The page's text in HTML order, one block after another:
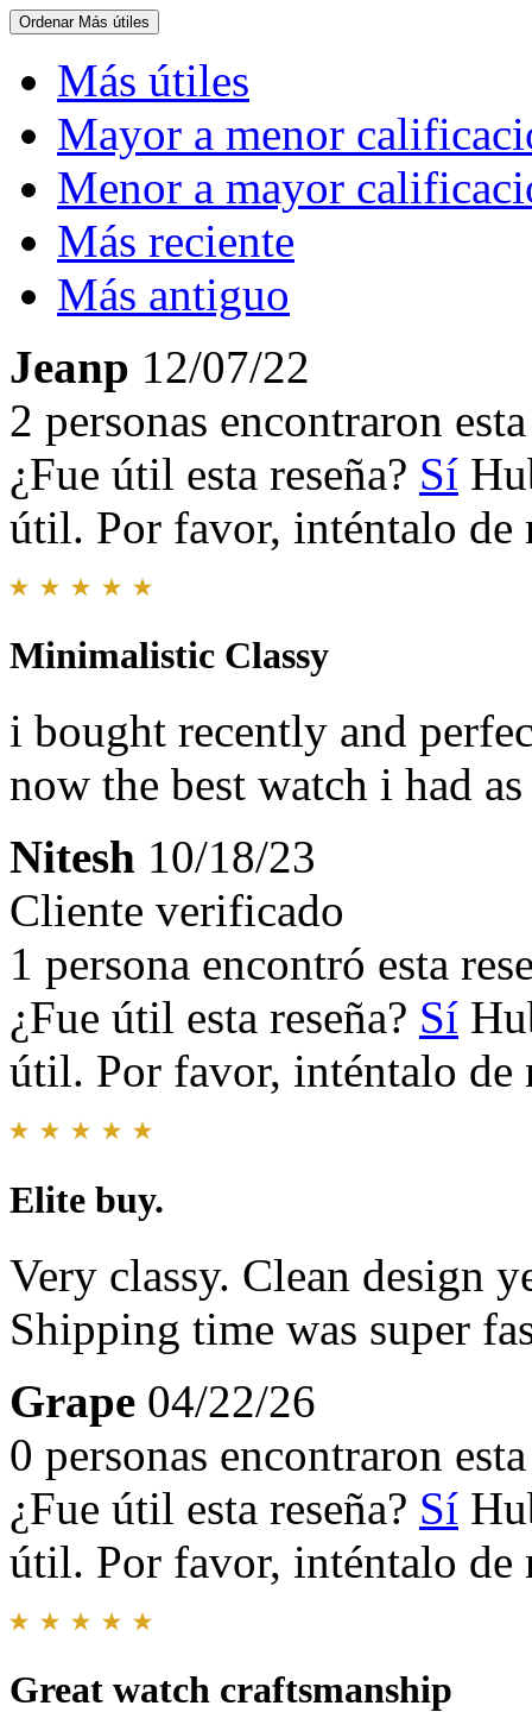
Ordenar Más útiles
Más útiles
Mayor a menor
Menor a mayor
Más reciente
Más antiguo
Jeanp 12/07/22
2 personas encontraron
¿Fue útil esta reseña? Sí
útil. Por favor, inténtalo de
Minimalistic Classy
i bought recently and
now the best watch i had
Nitesh 10/18/23
Cliente verificado
1 persona encontró esta
¿Fue útil esta reseña? Sí
útil. Por favor, inténtalo de
Elite buy.
Very classy. Clean design
Shipping time was super
Grape 04/22/26
0 personas encontraron
¿Fue útil esta reseña? Sí
útil. Por favor, inténtalo de
Great watch craftsmanship